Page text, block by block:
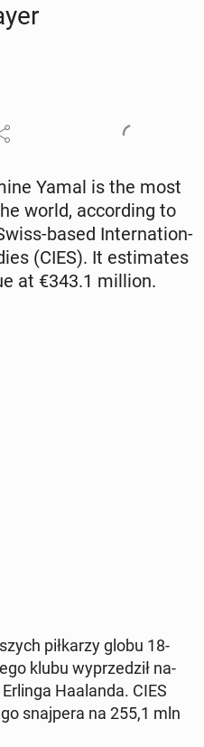
Yamal is the most
world, ac­cord­ing to
based In­ter­na­tion­
(CIES). It es­ti­mates
at €343.1 million.
piłkarzy globu 18-
klubu wyprzedz­ił na­
Haa­lan­da. CIES
sna­jpera na 255,1 mln